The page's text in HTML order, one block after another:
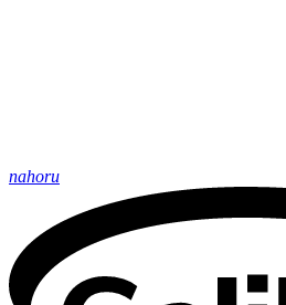
nahoru